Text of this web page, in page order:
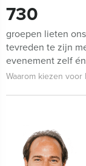
730
groepen lieten
tevreden te zijn
evenement zelf
Waarom kiezen voor